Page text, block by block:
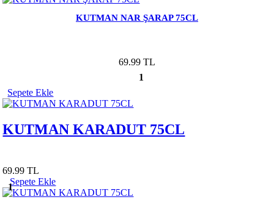
KUTMAN NAR ŞARAP 75CL
69.99 TL
1
Sepete Ekle
KUTMAN KARADUT 75CL
69.99 TL
1
Sepete Ekle